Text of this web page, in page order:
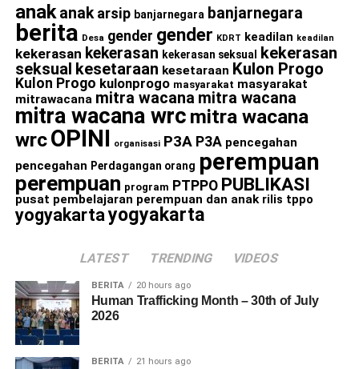
anak anak arsip banjarnegara banjarnegara
berita Desa gender gender KDRT keadilan keadilan
kekerasan kekerasan kekerasan seksual kekerasan
seksual kesetaraan kesetaraan Kulon Progo
Kulon Progo kulonprogo masyarakat masyarakat
mitrawacana mitra wacana mitra wacana
mitra wacana wrc mitra wacana
wrcOPINI organisasi P3A P3A pencegahan
pencegahan Perdagangan orang perempuan
perempuan program PTPPO PUBLIKASI
pusat pembelajaran perempuan dan anak rilis tppo
yogyakartayogyakarta
LATEST TRENDING VIDEOS
BERITA 20 hours ago
Human Trafficking Month – 30th of July
2026
BERITA 21 hours ago